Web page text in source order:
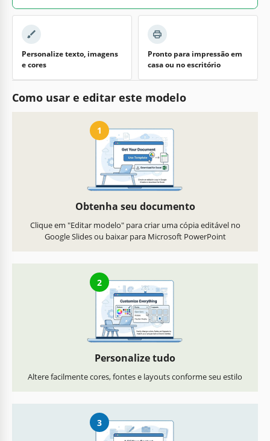
Personalize texto, imagens
e cores
Pronto para impressão em
casa ou no escritório
Como usar e editar este modelo
1
Obtenha seu documento
Clique em "Editar modelo" para criar uma cópia editável no
Google Slides ou baixar para Microsoft PowerPoint
2
Personalize tudo
Altere facilmente cores, fontes e layouts conforme seu estilo
3